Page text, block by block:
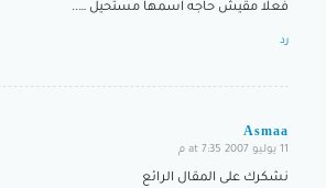
فعلا مقيش حاجه اسمها مستحيل …..
رد
Asmaa
says:
11 يوليو 2007 at 7:35 م
نشكرك على المقال الرائع